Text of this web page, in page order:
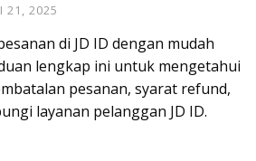
21, 2025
di JD ID dengan mudah
lengkap ini untuk mengetahui
pesanan, syarat refund,
layanan pelanggan JD ID.